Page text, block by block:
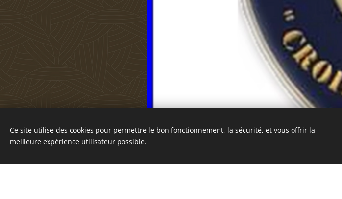
Optimisé par
Webnode
Ce site utilise des cookies pour permettre le bon fonctionnement, la sécurité, et vous offrir la
meilleure expérience utilisateur possible.